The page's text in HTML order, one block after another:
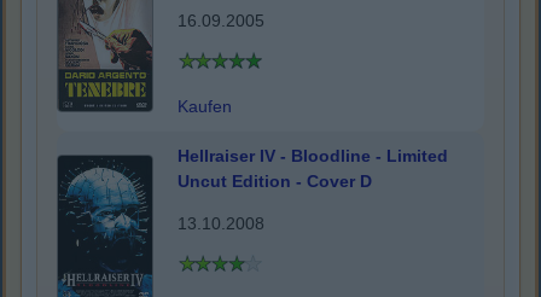
16.09.2005
Kaufen
Hellraiser IV - Bloodline - Limited
Uncut Edition - Cover D
13.10.2008